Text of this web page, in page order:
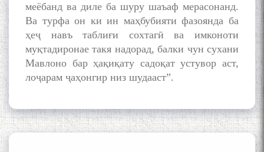
меёбанд ва диле ба шуру шаъаф мерасонанд.
Ва турфа он ки ин маҳбубияти фазоянда ба
ҳеҷ навъ таблиғи сохтагӣ ва имконоти
муқтадиронае такя надорад, балки чун сухани
Мавлоно бар ҳақиқату садоқат устувор аст,
лоҷарам ҷаҳонгир низ шудааст”.
ШАРҲИ МУЛОҚОТ БО АҲЛИ
АКАДЕМИЯИ МИЛЛИИ
ИЛМҲОИ ТОҶИКИСТОН